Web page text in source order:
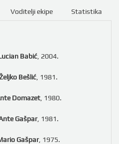
Voditelji ekipe Statistika
Babić , 2004.
Bešlić , 1981.
Domazet, 1980.
Gašpar, 1981.
Gašpar, 1975.